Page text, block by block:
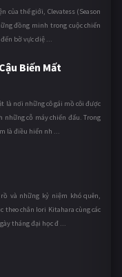
của thế giới, Clevatess (Season
đồng minh trong cuộc chiến
bờ vực diệ ...
Biến Mất
là nơi những cô gái mồ côi được
cỗ máy chiến đấu. Trong
là điều hiển nh ...
và những kỷ niệm khó quên,
theo chân Iori Kitahara cùng các
tháng đại học đ ...